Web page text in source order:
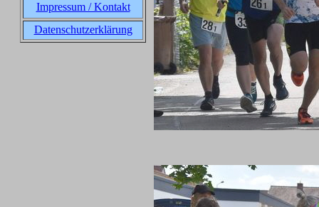
Impressum / Kontakt
Datenschutzerklärung